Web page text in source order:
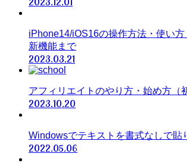
iPhone14/iOS16の操作方法・使い方
新機能まで
2023.03.21
アフィリエイトのやり方・始め方（
2023.10.20
Windowsでテキストを書式なしで貼
2022.05.06